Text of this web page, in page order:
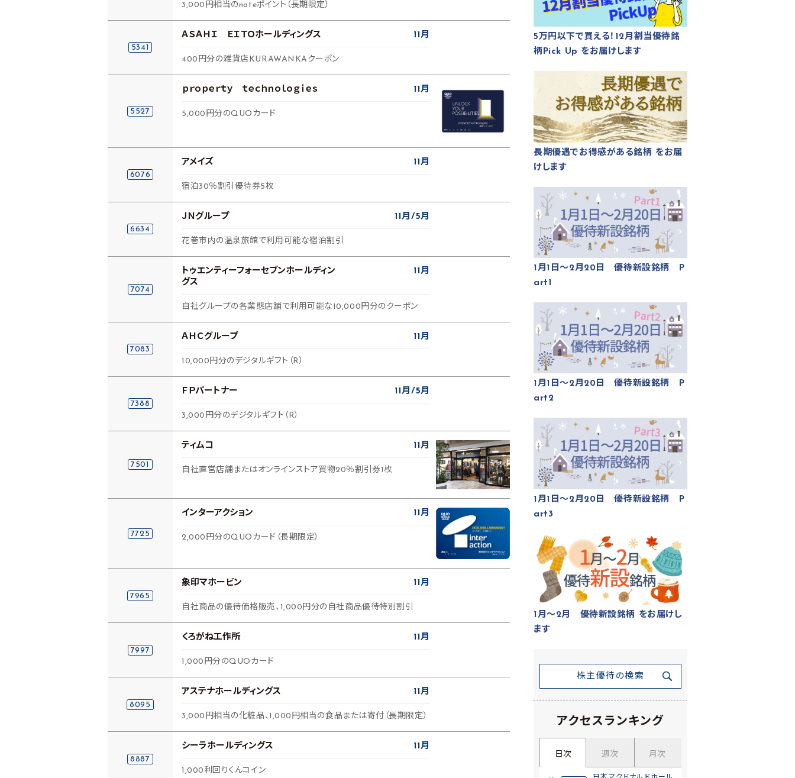
3,000円相当のnoteポイント（長期限定）
5341
ＡＳＡＨＩ ＥＩＴＯホールディングス 11月
400円分の雑貨店KURAWANKAクーポン
5527
ｐｒｏｐｅｒｔｙ ｔｅｃｈｎｏｌｏｇｉｅｓ 11月
5,000円分のQUOカード
6076
アメイズ 11月
宿泊30％割引優待券5枚
6634
ＪＮグループ 11月 5月
花巻市内の温泉旅館で利用可能な宿泊割引
7074
トゥエンティーフォーセブンホールディン
グス
11月
自社グループの各業態店舗で利用可能な10,000円分のクーポン
7083
ＡＨＣグループ 11月
10,000円分のデジタルギフト（R）
7388
ＦＰパートナー 11月 5月
3,000円分のデジタルギフト（R）
7501
ティムコ 11月
自社直営店舗またはオンラインストア買物20％割引券1枚
7725
インターアクション 11月
2,000円分のQUOカード（長期限定）
7965
象印マホービン 11月
自社商品の優待価格販売、1,000円分の自社商品優待特別割引
7997
くろがね工作所 11月
1,000円分のQUOカード
8095
アステナホールディングス 11月
3,000円相当の化粧品、1,000円相当の食品または寄付（長期限定）
8887
シーラホールディングス 11月
1,000利回りくんコイン
5万円以下で買える！12月割当優待銘
柄Pick Up をお届けします
長期優遇でお得感がある銘柄 をお届
けします
1月1日～2月20日 優待新設銘柄 P
art1
1月1日～2月20日 優待新設銘柄 P
art2
1月1日～2月20日 優待新設銘柄 P
art3
1月～2月 優待新設銘柄 をお届けし
ます
株主優待の検索
アクセスランキング
日次 週次 月次